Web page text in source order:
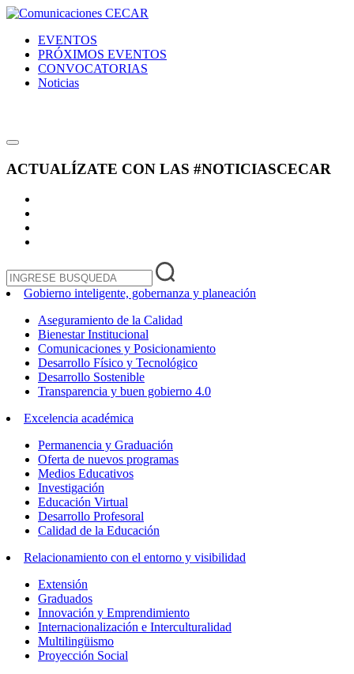
EVENTOS
PRÓXIMOS EVENTOS
CONVOCATORIAS
Noticias
ACTUALÍZATE CON LAS #NOTICIASCECAR
Gobierno inteligente, gobernanza y planeación
Aseguramiento de la Calidad
Bienestar Institucional
Comunicaciones y Posicionamiento
Desarrollo Físico y Tecnológico
Desarrollo Sostenible
Transparencia y buen gobierno 4.0
Excelencia académica
Permanencia y Graduación
Oferta de nuevos programas
Medios Educativos
Investigación
Educación Virtual
Desarrollo Profesoral
Calidad de la Educación
Relacionamiento con el entorno y visibilidad
Extensión
Graduados
Innovación y Emprendimiento
Internacionalización e Interculturalidad
Multilingüismo
Proyección Social